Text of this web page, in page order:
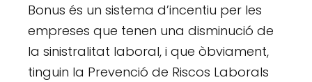
Bonus és un sistema d’incentiu per les
empreses que tenen una disminució de
la sinistralitat laboral, i que òbviament,
tinguin la Prevenció de Riscos Laborals